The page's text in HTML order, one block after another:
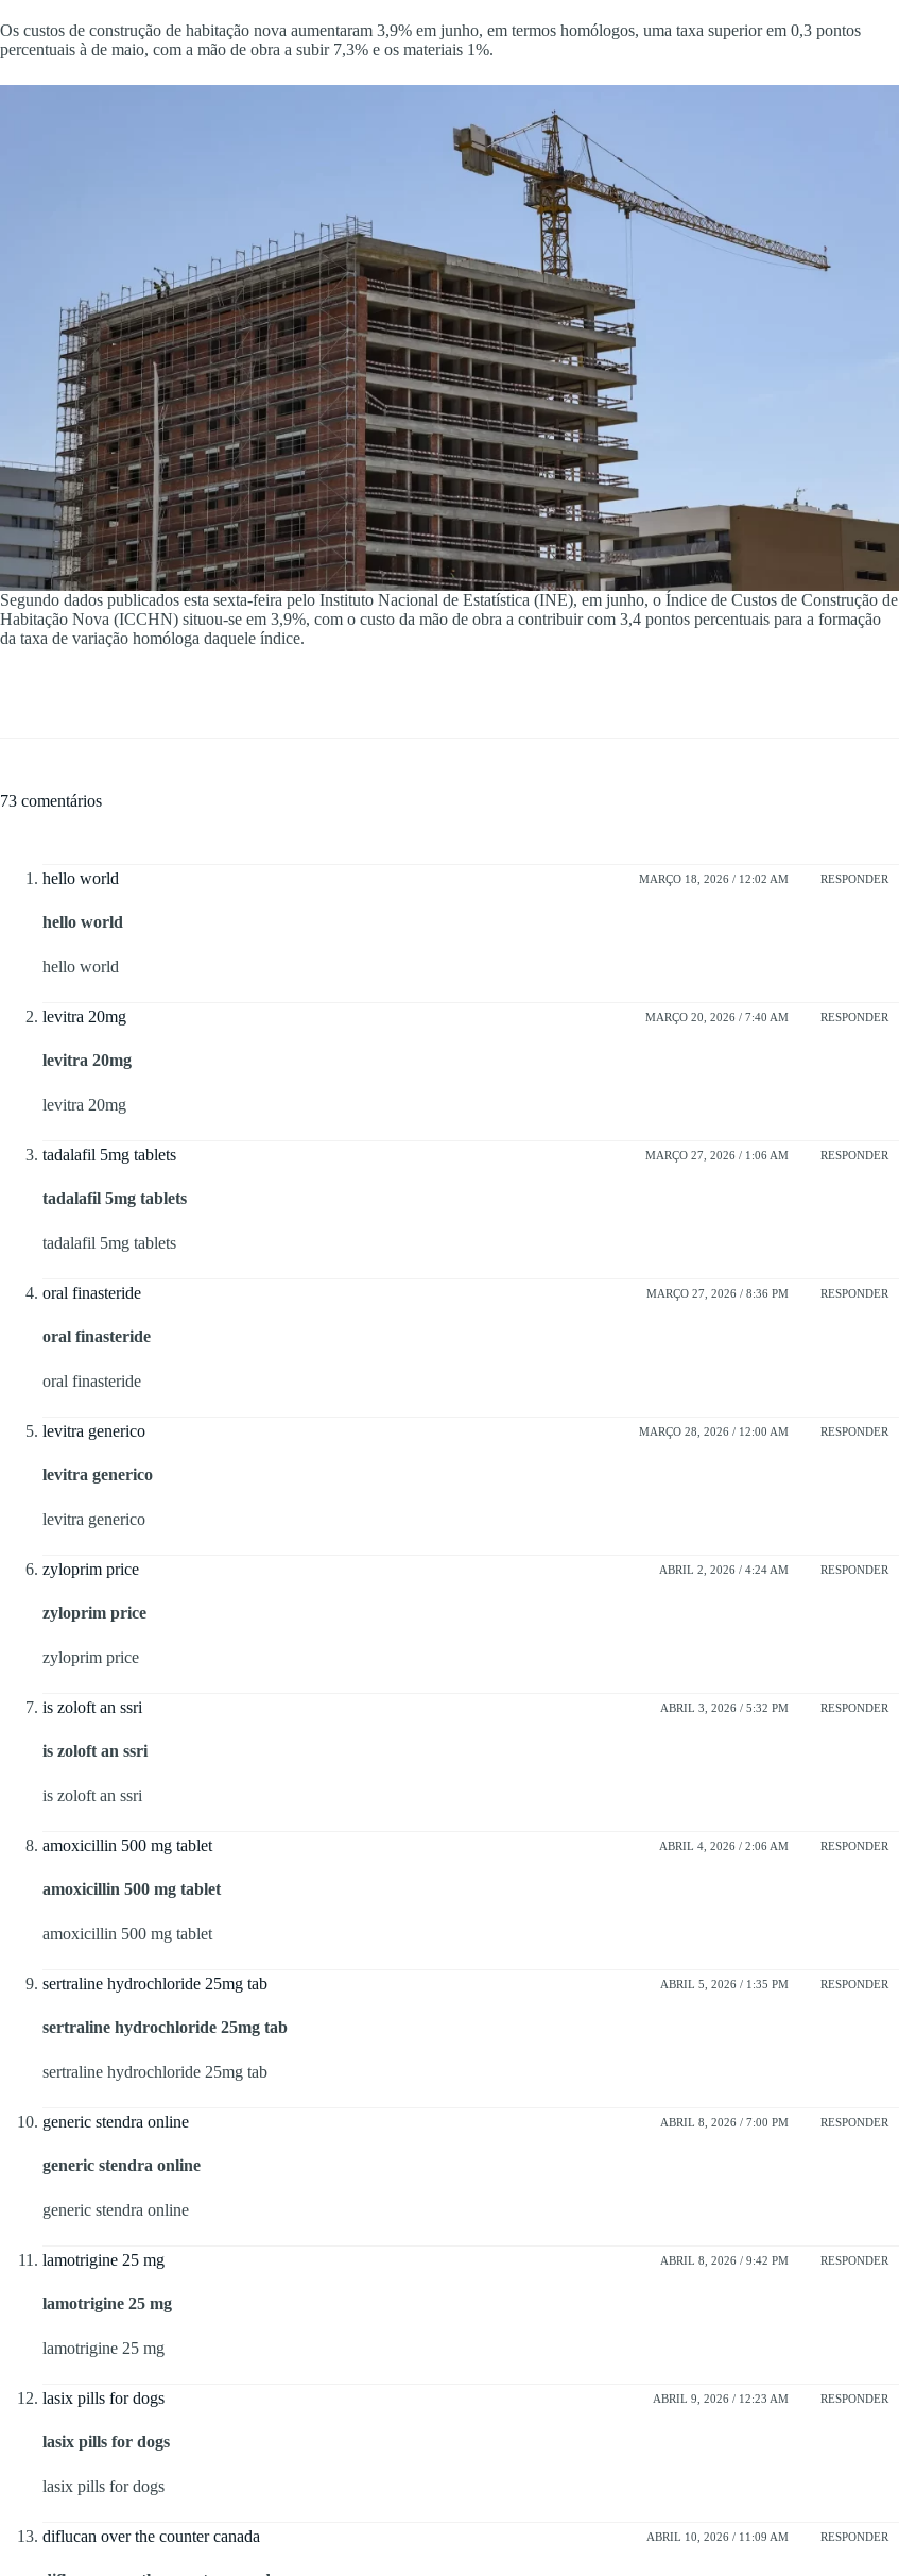
Os custos de construção de habitação nova aumentaram 3,9% em junho, em termos homólogos, uma taxa superior em 0,3 pontos
percentuais à de maio, com a mão de obra a subir 7,3% e os materiais 1%.
Segundo dados publicados esta sexta-feira pelo Instituto Nacional de Estatística (INE), em junho, o Índice de Custos de Construção de
Habitação Nova (ICCHN) situou-se em 3,9%, com o custo da mão de obra a contribuir com 3,4 pontos percentuais para a formação
da taxa de variação homóloga daquele índice.
73 comentários
hello world MARÇO 18, 2026 / 12:02 AM RESPONDER
hello world
hello world
levitra 20mg MARÇO 20, 2026 / 7:40 AM RESPONDER
levitra 20mg
levitra 20mg
tadalafil 5mg tablets MARÇO 27, 2026 / 1:06 AM RESPONDER
tadalafil 5mg tablets
tadalafil 5mg tablets
oral finasteride MARÇO 27, 2026 / 8:36 PM RESPONDER
oral finasteride
oral finasteride
levitra generico MARÇO 28, 2026 / 12:00 AM RESPONDER
levitra generico
levitra generico
zyloprim price ABRIL 2, 2026 / 4:24 AM RESPONDER
zyloprim price
zyloprim price
is zoloft an ssri ABRIL 3, 2026 / 5:32 PM RESPONDER
is zoloft an ssri
is zoloft an ssri
amoxicillin 500 mg tablet ABRIL 4, 2026 / 2:06 AM RESPONDER
amoxicillin 500 mg tablet
amoxicillin 500 mg tablet
sertraline hydrochloride 25mg tab ABRIL 5, 2026 / 1:35 PM RESPONDER
sertraline hydrochloride 25mg tab
sertraline hydrochloride 25mg tab
generic stendra online ABRIL 8, 2026 / 7:00 PM RESPONDER
generic stendra online
generic stendra online
lamotrigine 25 mg ABRIL 8, 2026 / 9:42 PM RESPONDER
lamotrigine 25 mg
lamotrigine 25 mg
lasix pills for dogs ABRIL 9, 2026 / 12:23 AM RESPONDER
lasix pills for dogs
lasix pills for dogs
diflucan over the counter canada ABRIL 10, 2026 / 11:09 AM RESPONDER